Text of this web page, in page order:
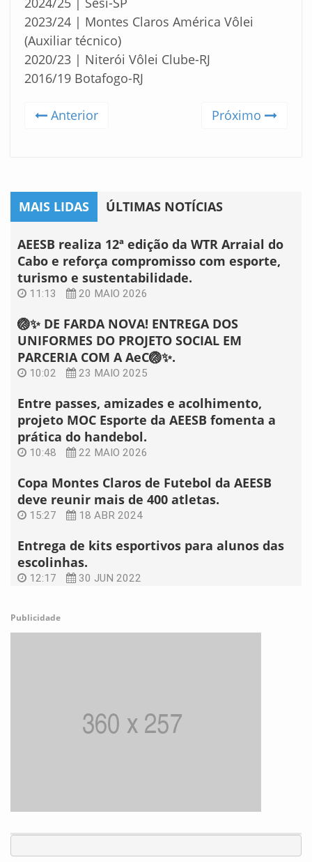
2023/24 | Montes Claros América Vôlei
(Auxiliar técnico)
2020/23 | Niterói Vôlei Clube-RJ
2016/19 Botafogo-RJ
Anterior Próximo
MAIS LIDAS ÚLTIMAS NOTÍCIAS
AEESB realiza 12ª edição da WTR Arraial do
Cabo e reforça compromisso com esporte,
turismo e sustentabilidade.
11:13 20 MAIO 2026
🏐✨ DE FARDA NOVA! ENTREGA DOS
UNIFORMES DO PROJETO SOCIAL EM
PARCERIA COM A AeC🏐✨.
10:02 23 MAIO 2025
Entre passes, amizades e acolhimento,
projeto MOC Esporte da AEESB fomenta a
prática do handebol.
10:48 22 MAIO 2026
Copa Montes Claros de Futebol da AEESB
deve reunir mais de 400 atletas.
15:27 18 ABR 2024
Entrega de kits esportivos para alunos das
escolinhas.
12:17 30 JUN 2022
Publicidade